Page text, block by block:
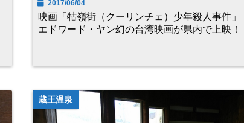
2017/06/04
映画「牯嶺街（クーリンチェ）少年殺人事件」
エドワード・ヤン幻の台湾映画が県内で上映！
蔵王温泉